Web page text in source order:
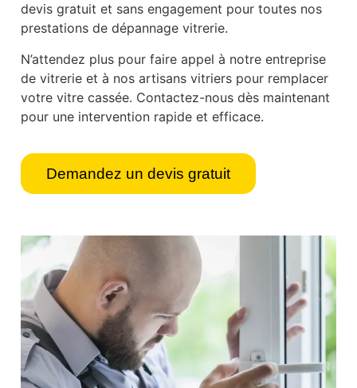
devis gratuit et sans engagement pour toutes nos
prestations de dépannage vitrerie.
N’attendez plus pour faire appel à notre entreprise
de vitrerie et à nos artisans vitriers pour remplacer
votre vitre cassée. Contactez-nous dès maintenant
pour une intervention rapide et efficace.
Demandez un devis gratuit